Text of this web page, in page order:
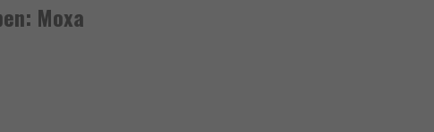
Moxa